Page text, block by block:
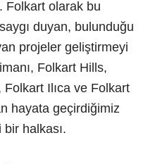
Folkart olarak bu
duyan, bulunduğu
projeler geliştirmeyi
Folkart Hills,
Ilıca ve Folkart
hayata geçirdiğimiz
bir halkası.